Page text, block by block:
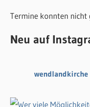
n
n
a
Termine konnten nicht
Neu auf
wendlandkirche